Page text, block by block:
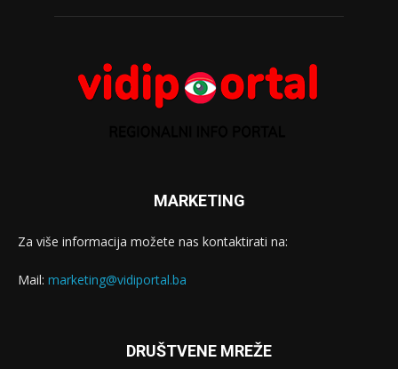
MARKETING
Za više informacija možete nas kontaktirati na:
Mail: marketing@vidiportal.ba
DRUŠTVENE MREŽE